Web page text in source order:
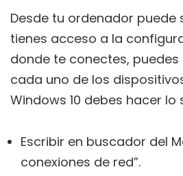
Desde tu ordenador puede
tienes acceso a la
donde te conectes, puedes
cada uno de los
Windows 10 debes hacer lo
Escribir en buscador del
conexiones de red”.